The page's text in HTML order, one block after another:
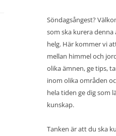
Söndagsångest?
som ska kurera denna
helg. Här kommer vi
mellan himmel och
olika ämnen, ge tips,
inom olika områden
hela tiden ge dig som
kunskap.
Tanken är att du ska